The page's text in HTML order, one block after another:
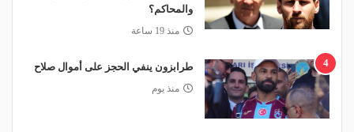
والمحاكم؟
منذ 19 ساعة
4 طرابزون ينفي الحجز على أموال صلاح
منذ يوم